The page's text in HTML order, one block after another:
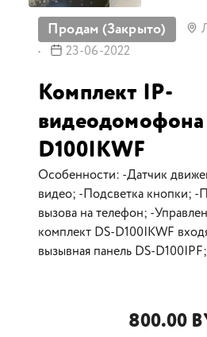
Продам (Закрыто)
23-06-2022
Комплект IP-
D100IKWF
Особенности: -Датчик
видео; -Подсветка кнопки; -
вызова на телефон; -
комплект DS-D100IKWF
вызывная панель DS-D100IPF;
800.00